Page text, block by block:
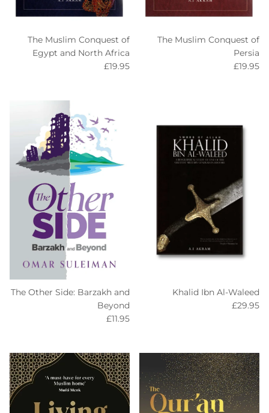
The Muslim Conquest of
Persia
Regular price
£19.95
The Muslim Conquest of
Egypt and North Africa
Regular price
£19.95
Khalid Ibn Al-Waleed
Regular price
£29.95
The Other Side: Barzakh and
Beyond
Regular price
£11.95